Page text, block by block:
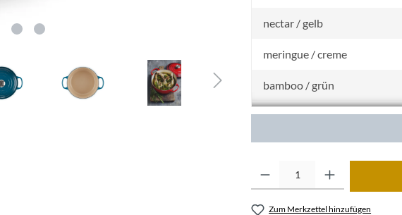
nectar / gelb
meringue / creme
bamboo / grün
azure / blau
kirschrot
ofenrot / orange
Zum Merkzettel hinzufügen